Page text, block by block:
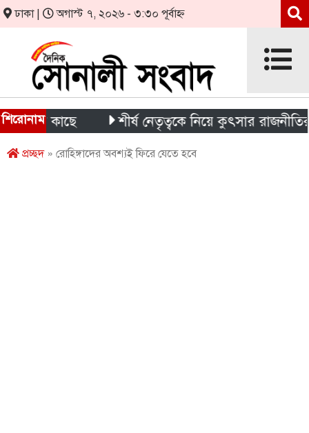
ঢাকা | অগাস্ট ৭, ২০২৬ - ৩:৩০ পূর্বাহ্ন
শিরোনাম
কাছে শীর্ষ নেতৃত্বকে নিয়ে কুৎসার রাজনীতির
প্রচ্ছদ» রোহিঙ্গাদের অবশ্যই ফিরে যেতে হবে